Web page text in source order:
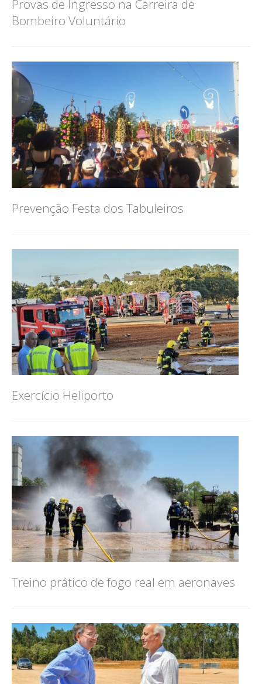
Provas de Ingresso na Carreira de
Bombeiro Voluntário
Prevenção Festa dos Tabuleiros
Exercício Heliporto
Treino prático de fogo real em aeronaves